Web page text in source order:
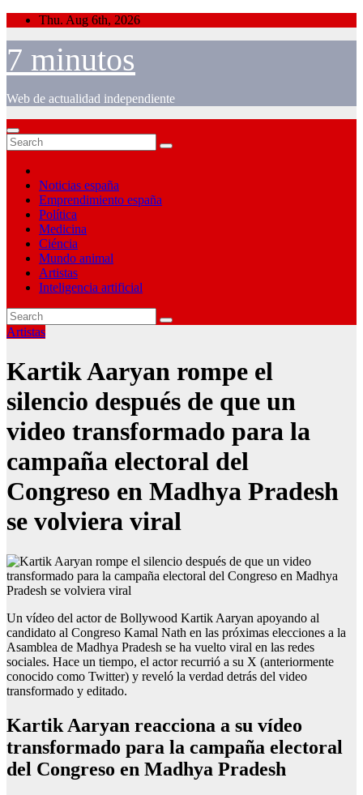
Skip
content
Thu. Aug 6th, 2026
7 minutos
Web de actualidad independiente
Noticias españa
Emprendimiento españa
Política
Medicina
Ciéncia
Mundo animal
Artistas
Inteligencia artificial
Artistas
Kartik Aaryan rompe el
silencio después de que un
video transformado para la
campaña electoral del
Congreso en Madhya Pradesh
se volviera viral
Un vídeo del actor de Bollywood Kartik Aaryan apoyando al
candidato al Congreso Kamal Nath en las próximas elecciones a la
Asamblea de Madhya Pradesh se ha vuelto viral en las redes
sociales. Hace un tiempo, el actor recurrió a su X (anteriormente
conocido como Twitter) y reveló la verdad detrás del video
transformado y editado.
Kartik Aaryan reacciona a su vídeo
transformado para la campaña electoral
del Congreso en Madhya Pradesh